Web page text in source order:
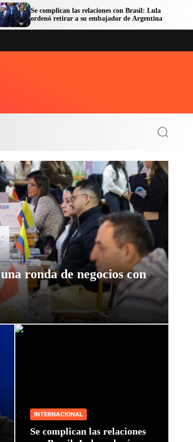
relaciones con Brasil: Lula
a su embajador de Argentina
Facundo
en libertad
S
r
c
h
ronda de negocios con
INTERNACIONAL
Se complican las relaciones